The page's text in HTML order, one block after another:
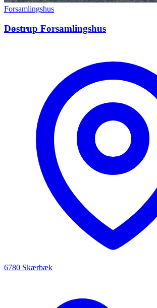
Forsamlingshus
Døstrup Forsamlingshus
6780 Skærbæk